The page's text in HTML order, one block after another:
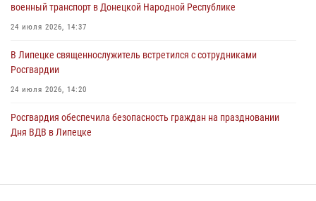
военный транспорт в Донецкой Народной Республике
24 июля 2026, 14:37
В Липецке священнослужитель встретился с сотрудниками
Росгвардии
24 июля 2026, 14:20
Росгвардия обеспечила безопасность граждан на праздновании
Дня ВДВ в Липецке